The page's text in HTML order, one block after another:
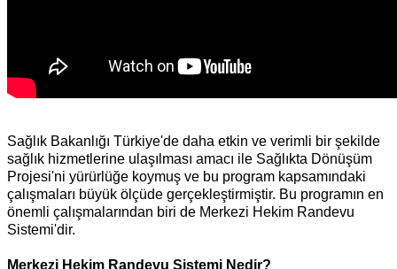
Sağlık Bakanlığı Türkiye'de daha etkin ve verimli bir şekilde
sağlık hizmetlerine ulaşılması amacı ile Sağlıkta Dönüşüm
Projesi'ni yürürlüğe koymuş ve bu program kapsamındaki
çalışmaları büyük ölçüde gerçekleştirmiştir. Bu programın en
önemli çalışmalarından biri de Merkezi Hekim Randevu
Sistemi'dir.
Merkezi Hekim Randevu Sistemi Nedir?